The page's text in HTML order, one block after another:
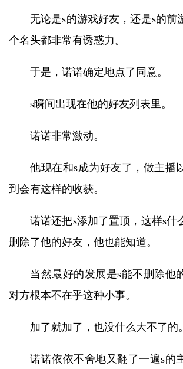
无论是s的游戏好友，还是s的前
个名头都非常有诱惑力。
于是，诺诺确定地点了同意。
s瞬间出现在他的好友列表里。
诺诺非常激动。
他现在和s成为好友了，做主播
到会有这样的收获。
诺诺还把s添加了置顶，这样s什
删除了他的好友，他也能知道。
当然最好的发展是s能不删除他
对方根本不在乎这种小事。
加了就加了，也没什么大不了的。
诺诺依依不舍地又翻了一遍s的